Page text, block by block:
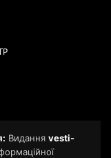
Видання vesti-